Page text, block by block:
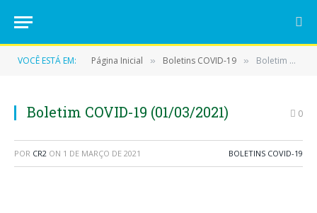
VOCÊ ESTÁ EM: Página Inicial » Boletins COVID-19 » Boletim COVID-19 (01/03/2021)
Boletim COVID-19 (01/03/2021) 0
POR CR2 ON 1 DE MARÇO DE 2021 BOLETINS COVID-19